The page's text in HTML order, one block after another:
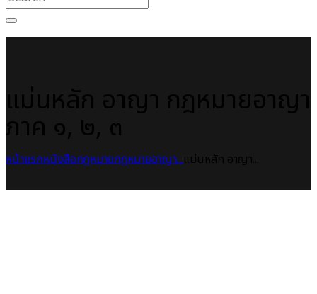
หน้าแรกหนังสือกฎหมายกฎหมายอาญา...